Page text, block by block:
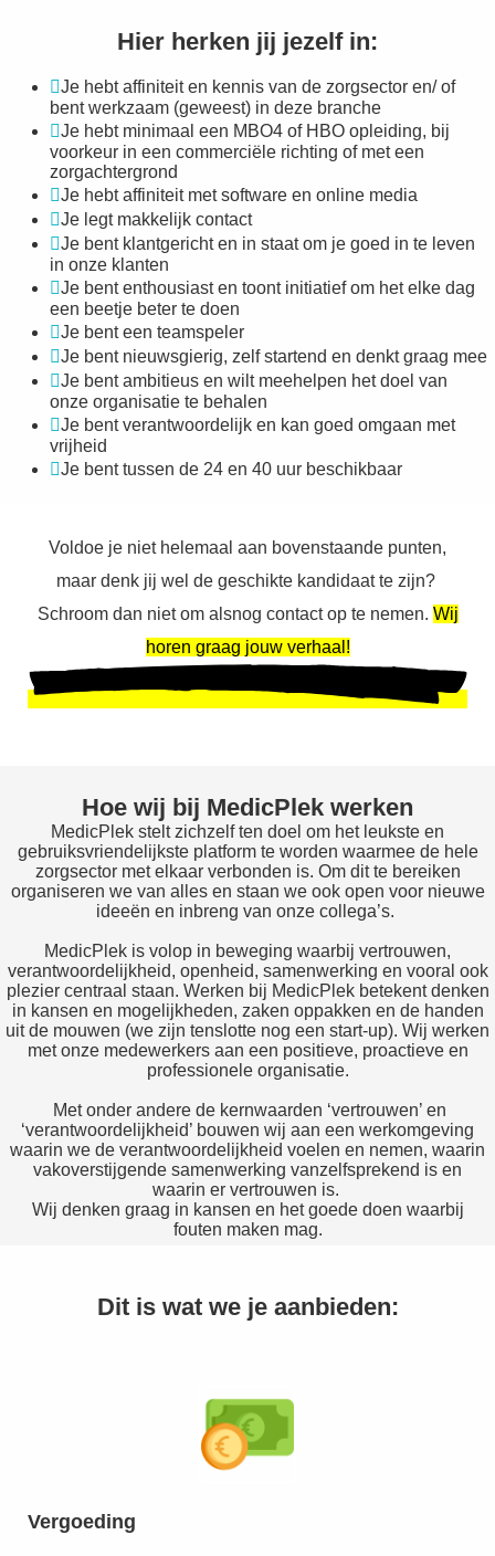
Hier herken jij jezelf in:
Je hebt affiniteit en kennis van de zorgsector en/ of
bent werkzaam (geweest) in deze branche
Je hebt minimaal een MBO4 of HBO opleiding, bij
voorkeur in een commerciële richting of met een
zorgachtergrond
Je hebt affiniteit met software en online media
Je legt makkelijk contact
Je bent klantgericht en in staat om je goed in te leven
in onze klanten
Je bent enthousiast en toont initiatief om het elke dag
een beetje beter te doen
Je bent een teamspeler
Je bent nieuwsgierig, zelf startend en denkt graag mee
Je bent ambitieus en wilt meehelpen het doel van
onze organisatie te behalen
Je bent verantwoordelijk en kan goed omgaan met
vrijheid
Je bent tussen de 24 en 40 uur beschikbaar
Voldoe je niet helemaal aan bovenstaande punten,
maar denk jij wel de geschikte kandidaat te zijn?
Schroom dan niet om alsnog contact op te nemen. Wij
horen graag jouw verhaal!
Hoe wij bij MedicPlek werken
MedicPlek stelt zichzelf ten doel om het leukste en
gebruiksvriendelijkste platform te worden waarmee de hele
zorgsector met elkaar verbonden is. Om dit te bereiken
organiseren we van alles en staan we ook open voor nieuwe
ideeën en inbreng van onze collega’s.
MedicPlek is volop in beweging waarbij vertrouwen,
verantwoordelijkheid, openheid, samenwerking en vooral ook
plezier centraal staan. Werken bij MedicPlek betekent denken
in kansen en mogelijkheden, zaken oppakken en de handen
uit de mouwen (we zijn tenslotte nog een start-up). Wij werken
met onze medewerkers aan een positieve, proactieve en
professionele organisatie.
Met onder andere de kernwaarden ‘vertrouwen’ en
‘verantwoordelijkheid’ bouwen wij aan een werkomgeving
waarin we de verantwoordelijkheid voelen en nemen, waarin
vakoverstijgende samenwerking vanzelfsprekend is en
waarin er vertrouwen is.
Wij denken graag in kansen en het goede doen waarbij
fouten maken mag.
Dit is wat we je aanbieden:
Vergoeding